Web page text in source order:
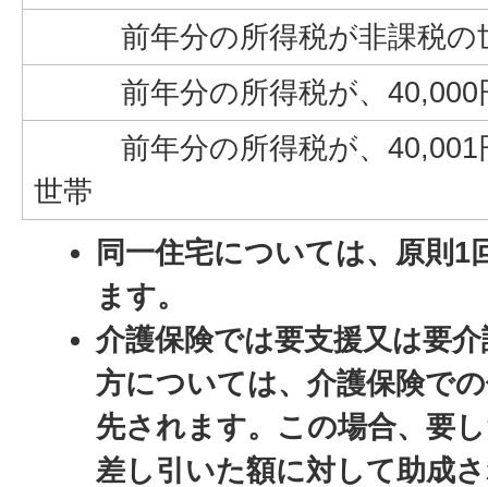
前年分の所得税が非課税の
前年分の所得税が、40,000
前年分の所得税が、40,001
世帯
同一住宅については、原則1
ます。
介護保険では要支援又は要
方については、介護保険で
先されます。この場合、要
差し引いた額に対して助成